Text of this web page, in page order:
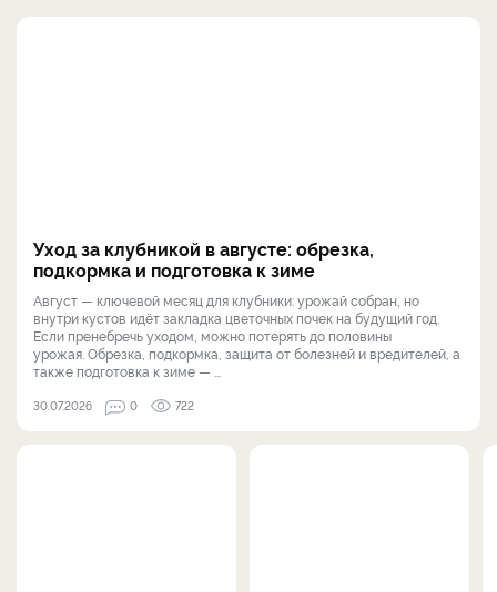
Уход за клубникой в августе: обрезка,
подкормка и подготовка к зиме
Август — ключевой месяц для клубники: урожай собран, но
внутри кустов идёт закладка цветочных почек на будущий год.
Если пренебречь уходом, можно потерять до половины
урожая. Обрезка, подкормка, защита от болезней и вредителей, а
также подготовка к зиме — ...
30.07.2026 0 722